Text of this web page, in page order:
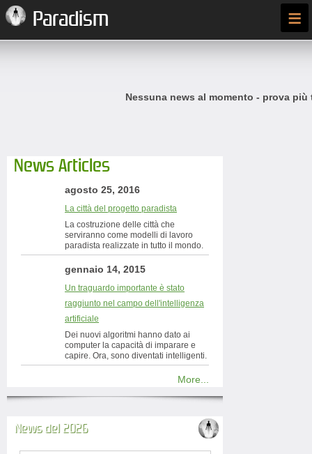
Paradism ≡
Nessuna news al momento - prova più
News Articles
agosto 25, 2016
La città del progetto paradista
La costruzione delle città che
serviranno come modelli di lavoro
paradista realizzate in tutto il mondo.
gennaio 14, 2015
Un traguardo importante è stato
raggiunto nel campo dell'intelligenza
artificiale
Dei nuovi algoritmi hanno dato ai
computer la capacità di imparare e
capire. Ora, sono diventati intelligenti.
More...
News del 2026